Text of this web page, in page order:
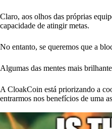
Claro, aos olhos das próprias
capacidade de atingir metas.
No entanto, se queremos que a
Algumas das mentes mais
A CloakCoin está priorizando a
entrarmos nos benefícios de uma